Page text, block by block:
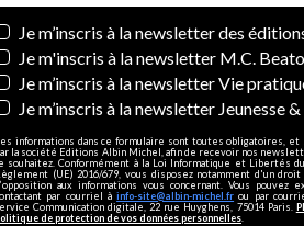
Je m’inscris à la newsletter des
Je m'inscris à la newsletter M.C.
Je m’inscris à la newsletter Vie
Je m’inscris à la newsletter Jeunesse
informations dans ce formulaire sont toutes obligatoires,
la société Editions Albin Michel, afin de recevoir nos
souhaitez. Conformément à la Loi Informatique et Libertés
(UE) 2016/679, vous disposez notamment d'un
aux informations vous concernant. Vous pouvez
par courriel àinfo-site@albin-michel.fr ou par
Communication digitale, 22 rue Huyghens, 75014 Paris.
de protection de vos données personnelles